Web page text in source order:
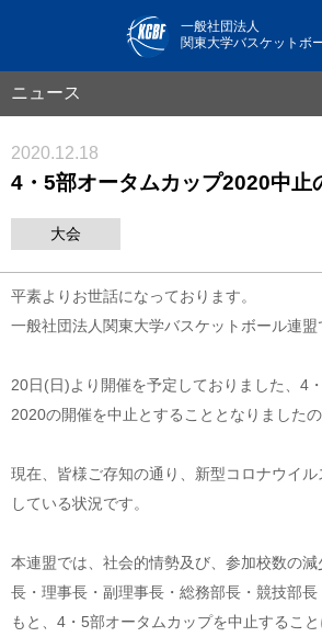
一般社団法人
関東大学バスケットボ
ニュース
2020.12.18
4・5部オータムカップ2020中止
大会
平素よりお世話になっております。
一般社団法人関東大学バスケットボール連盟
20日(日)より開催を予定しておりました、4
2020の開催を中止とすることとなりましたの
現在、皆様ご存知の通り、新型コロナウイ
している状況です。
本連盟では、社会的情勢及び、参加校数の
長・理事長・副理事長・総務部長・競技部
もと、4・5部オータムカップを中止すること